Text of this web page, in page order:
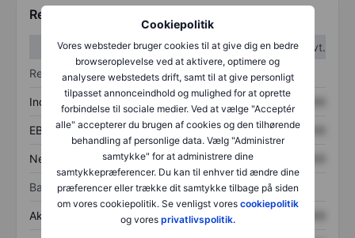
Cookiepolitik
Vores websteder bruger cookies til at give dig en bedre
browseroplevelse ved at aktivere, optimere og
analysere webstedets drift, samt til at give personligt
tilpasset annonceindhold og mulighed for at oprette
forbindelse til sociale medier. Ved at vælge "Acceptér
alle" accepterer du brugen af cookies og den tilhørende
behandling af personlige data. Vælg "Administrer
samtykke" for at administrere dine
samtykkepræferencer. Du kan til enhver tid ændre dine
præferencer eller trække dit samtykke tilbage på siden
om vores cookiepolitik. Se venligst vores cookiepolitik
og vores privatlivspolitik.
Regnskabstal
1. kvt.
2. kvt.
Resultatopgørelse
Indtægter XXXXXXX XXXXXXX
EBITDA XXXXXXX XXXXXXX
Nettoresultat XXXXXXX
Balance
Aktiver i alt XXXXXXX